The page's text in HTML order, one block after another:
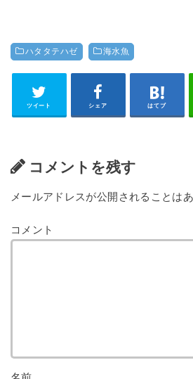
ハタタテハゼ 海水魚
ツイート シェア はてブ
コメントを残す
メールアドレスが公開されることはあ
コメント